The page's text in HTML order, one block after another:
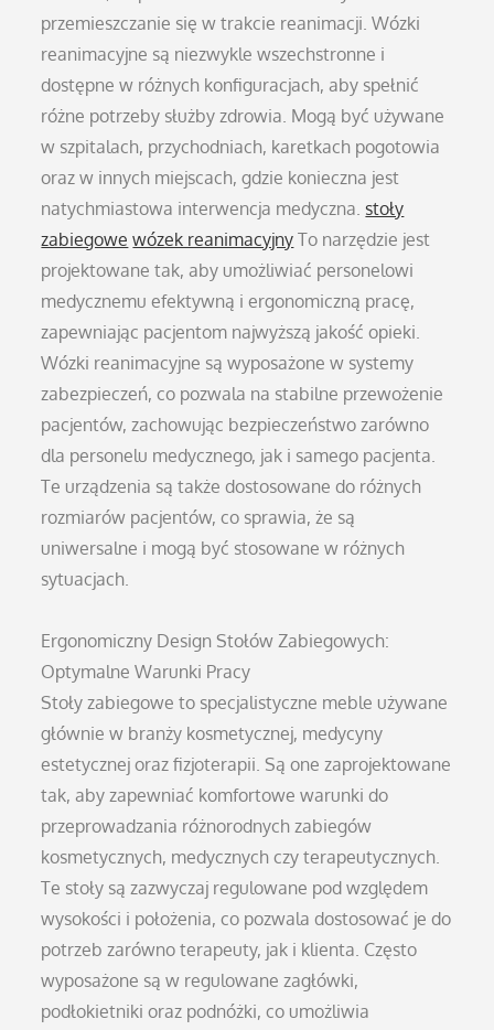
przemieszczanie się w trakcie reanimacji. Wózki
reanimacyjne są niezwykle wszechstronne i
dostępne w różnych konfiguracjach, aby spełnić
różne potrzeby służby zdrowia. Mogą być używane
w szpitalach, przychodniach, karetkach pogotowia
oraz w innych miejscach, gdzie konieczna jest
natychmiastowa interwencja medyczna.stoły
zabiegowe wózek reanimacyjny To narzędzie jest
projektowane tak, aby umożliwiać personelowi
medycznemu efektywną i ergonomiczną pracę,
zapewniając pacjentom najwyższą jakość opieki.
Wózki reanimacyjne są wyposażone w systemy
zabezpieczeń, co pozwala na stabilne przewożenie
pacjentów, zachowując bezpieczeństwo zarówno
dla personelu medycznego, jak i samego pacjenta.
Te urządzenia są także dostosowane do różnych
rozmiarów pacjentów, co sprawia, że są
uniwersalne i mogą być stosowane w różnych
sytuacjach.
Ergonomiczny Design Stołów Zabiegowych:
Optymalne Warunki Pracy
Stoły zabiegowe to specjalistyczne meble używane
głównie w branży kosmetycznej, medycyny
estetycznej oraz fizjoterapii. Są one zaprojektowane
tak, aby zapewniać komfortowe warunki do
przeprowadzania różnorodnych zabiegów
kosmetycznych, medycznych czy terapeutycznych.
Te stoły są zazwyczaj regulowane pod względem
wysokości i położenia, co pozwala dostosować je do
potrzeb zarówno terapeuty, jak i klienta. Często
wyposażone są w regulowane zagłówki,
podłokietniki oraz podnóżki, co umożliwia